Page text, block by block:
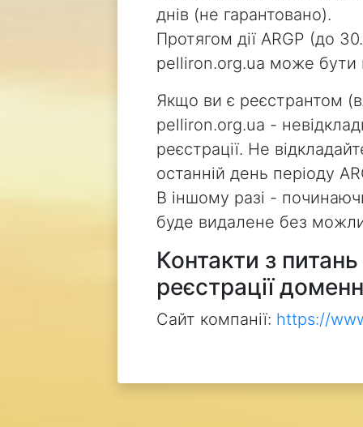
днів (не гарантовано).
Протягом дії ARGP (до
pelliron.org.ua може бути
Якщо ви є реєстрантом
pelliron.org.ua -
реєстрації. Не
останній день періоду
В іншому разі -
буде видалене без
Контакти з
реєстрації
Сайт компанії: https://